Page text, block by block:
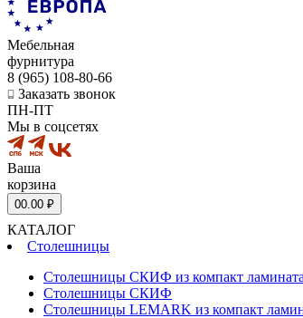
Мебельная
фурнитура
8 (965) 108-80-66
Заказать звонок
ПН-ПТ
Мы в соцсетях
Ваша
корзина
00.00 ₽
КАТАЛОГ
Столешницы
Столешницы СКИФ из компакт
Столешницы СКИФ
Столешницы LEMARK из компакт